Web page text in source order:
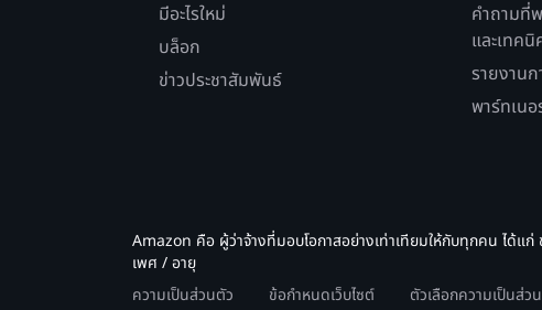
มีอะไรใหม่
บล็อก
ข่าวประชาสัมพันธ์
คำถามที่
และเทคนิ
รายงานก
พาร์ทเนอ
Amazon คือ ผู้ว่าจ้างที่มอบโอกาสอย่างเท่าเทียมให้กับทุกคน ไ
เพศ / อายุ
ความเป็นส่วนตัว
ข้อกำหนดเว็บไซต์ ตัวเลือกความเป็นส่